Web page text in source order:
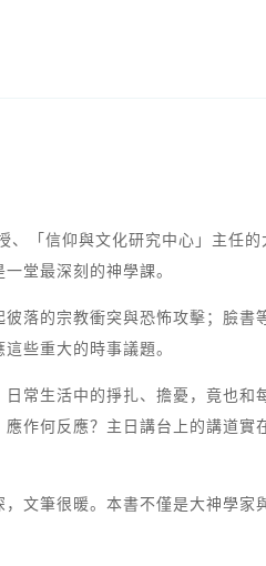
「信仰與文化研究中心」主任
堂最深刻的神學課。
落的宗教衝突與恐怖攻擊；臉
些重大的時事議題。
常生活中的掙扎、擔憂，竟也
作何反應？主日講台上的講道
文筆很暖。本書不僅是大神學